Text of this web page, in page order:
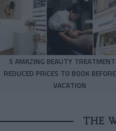
5 AMAZING BEAUTY
REDUCED PRICES TO BOOK
VACATION
THE